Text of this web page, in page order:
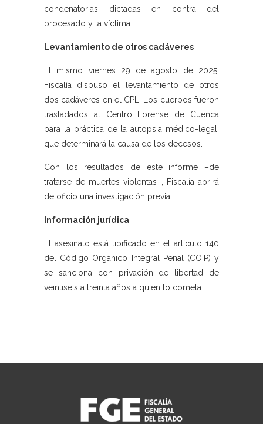
condenatorias dictadas en contra del
procesado y la víctima.
Levantamiento de otros cadáveres
El mismo viernes 29 de agosto de 2025,
Fiscalía dispuso el levantamiento de otros
dos cadáveres en el CPL. Los cuerpos fueron
trasladados al Centro Forense de Cuenca
para la práctica de la autopsia médico-legal,
que determinará la causa de los decesos.
Con los resultados de este informe –de
tratarse de muertes violentas–, Fiscalía abrirá
de oficio una investigación previa.
Información jurídica
El asesinato está tipificado en el artículo 140
del Código Orgánico Integral Penal (COIP) y
se sanciona con privación de libertad de
veintiséis a treinta años a quien lo cometa.